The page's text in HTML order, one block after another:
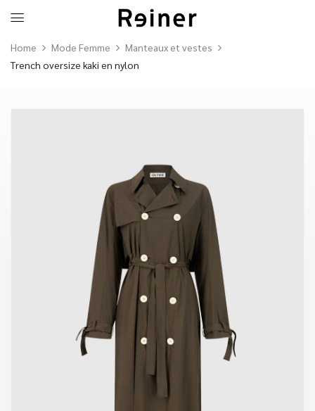
Home Mode Femme
Manteaux et vestes
Trench oversize kaki en nylon